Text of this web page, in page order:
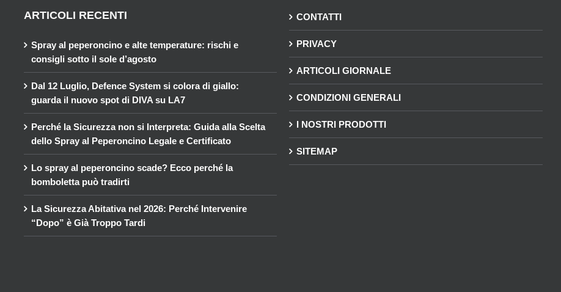
ARTICOLI RECENTI
Spray al peperoncino e alte temperature: rischi e
consigli sotto il sole d’agosto
Dal 12 Luglio, Defence System si colora di giallo:
guarda il nuovo spot di DIVA su LA7
Perché la Sicurezza non si Interpreta: Guida alla Scelta
dello Spray al Peperoncino Legale e Certificato
Lo spray al peperoncino scade? Ecco perché la
bomboletta può tradirti
La Sicurezza Abitativa nel 2026: Perché Intervenire
“Dopo” è Già Troppo Tardi
CONTATTI
PRIVACY
ARTICOLI GIORNALE
CONDIZIONI GENERALI
I NOSTRI PRODOTTI
SITEMAP